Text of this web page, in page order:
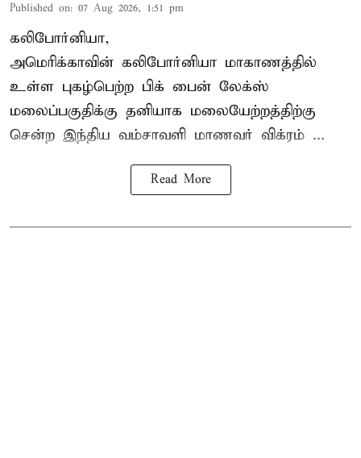
Published on: 07 Aug 2026, 1:51 pm
கலிபோர்னியா,
அமெரிக்காவின் கலிபோர்னியா மாகாணத்தில்
உள்ள புகழ்பெற்ற பிக் பைன் லேக்ஸ்
மலைப்பகுதிக்கு தனியாக மலையேற்றத்திற்கு
சென்ற இந்திய வம்சாவளி மாணவர் விக்ரம் ...
Read More